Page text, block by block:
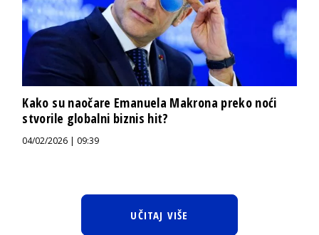
Kako su naočare Emanuela Makrona preko noći
stvorile globalni biznis hit?
04/02/2026 | 09:39
UČITAJ VIŠE